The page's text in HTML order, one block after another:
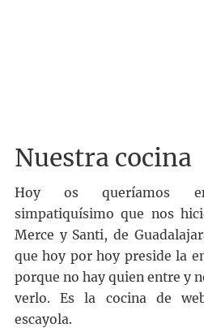
Nuestra cocina
Hoy os queríamos
simpatiquísimo que nos
Merce y Santi, de
que hoy por hoy preside la
porque no hay quien entre y
verlo. Es la cocina de
escayola.